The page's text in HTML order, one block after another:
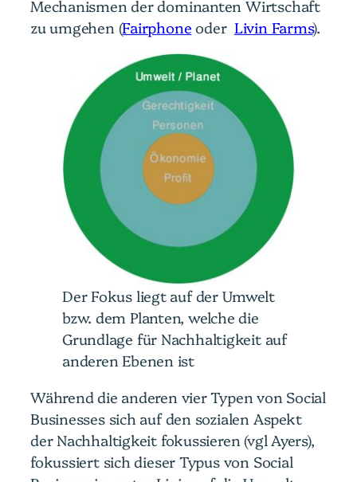
Mechanismen der dominanten Wirtschaft
zu umgehen (Fairphoneoder Livin Farms).
Der Fokus liegt auf der Umwelt
bzw. dem Planten, welche die
Grundlage für Nachhaltigkeit auf
anderen Ebenen ist
Während die anderen vier Typen von Social
Businesses sich auf den sozialen Aspekt
der Nachhaltigkeit fokussieren (vgl Ayers),
fokussiert sich dieser Typus von Social